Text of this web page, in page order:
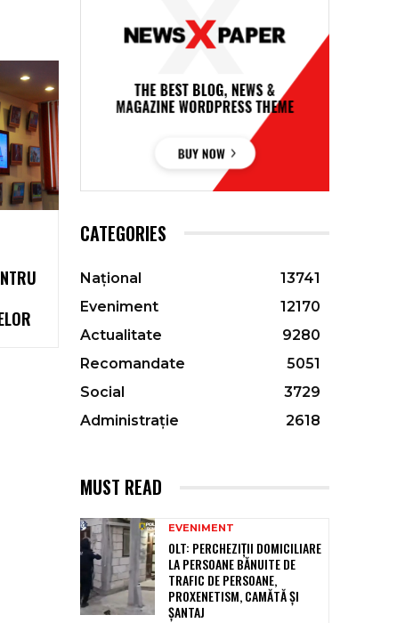
CATEGORIES
Național
13741
Eveniment
12170
Actualitate
9280
Recomandate
5051
Social
3729
Administrație
2618
MUST READ
EVENIMENT
OLT: PERCHEZIŢII DOMICILIARE
LA PERSOANE BĂNUITE DE
TRAFIC DE PERSOANE,
PROXENETISM, CAMĂTĂ ŞI
ŞANTAJ